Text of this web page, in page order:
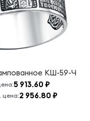
КШ-59-Ч
5 913.60 ₽
цена:2 956.80 ₽